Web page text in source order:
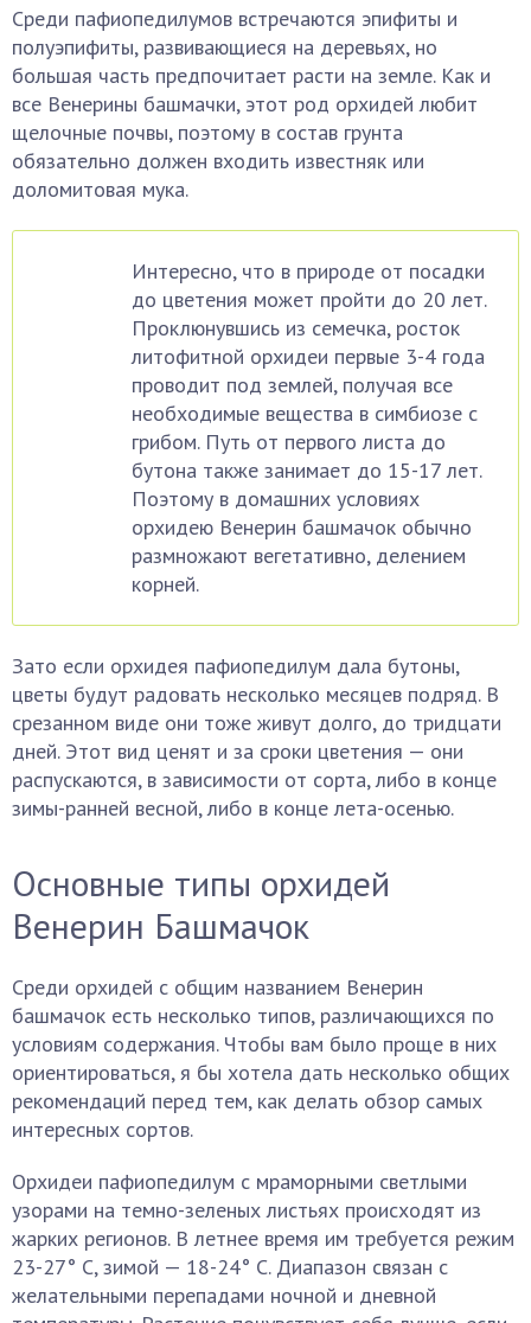
Среди пафиопедилумов встречаются эпифиты и
полуэпифиты, развивающиеся на деревьях, но
большая часть предпочитает расти на земле. Как и
все Венерины башмачки, этот род орхидей любит
щелочные почвы, поэтому в состав грунта
обязательно должен входить известняк или
доломитовая мука.
Интересно, что в природе от посадки
до цветения может пройти до 20 лет.
Проклюнувшись из семечка, росток
литофитной орхидеи первые 3-4 года
проводит под землей, получая все
необходимые вещества в симбиозе с
грибом. Путь от первого листа до
бутона также занимает до 15-17 лет.
Поэтому в домашних условиях
орхидею Венерин башмачок обычно
размножают вегетативно, делением
корней.
Зато если орхидея пафиопедилум дала бутоны,
цветы будут радовать несколько месяцев подряд. В
срезанном виде они тоже живут долго, до тридцати
дней. Этот вид ценят и за сроки цветения — они
распускаются, в зависимости от сорта, либо в конце
зимы-ранней весной, либо в конце лета-осенью.
Основные типы орхидей
Венерин Башмачок
Среди орхидей с общим названием Венерин
башмачок есть несколько типов, различающихся по
условиям содержания. Чтобы вам было проще в них
ориентироваться, я бы хотела дать несколько общих
рекомендаций перед тем, как делать обзор самых
интересных сортов.
Орхидеи пафиопедилум с мраморными светлыми
узорами на темно-зеленых листьях происходят из
жарких регионов. В летнее время им требуется режим
23-27° C, зимой — 18-24° C. Диапазон связан с
желательными перепадами ночной и дневной